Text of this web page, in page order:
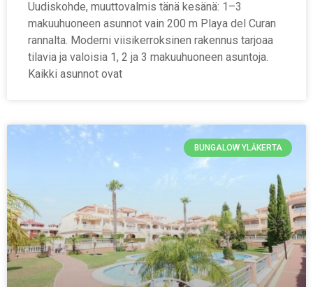
Uudiskohde, muuttovalmis tänä kesänä: 1–3
makuuhuoneen asunnot vain 200 m Playa del Curan
rannalta. Moderni viisikerroksinen rakennus tarjoaa
tilavia ja valoisia 1, 2 ja 3 makuuhuoneen asuntoja.
Kaikki asunnot ovat
BUNGALOW YLÄKERTA